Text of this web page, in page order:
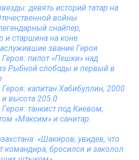
девять историй татар на
войны
снайпер,
и старшина на коне
звание Героя
пилот «Пешки» над
Рыбной слободы и первый в
капитан Хабибуллин, 2000
высота 205.0
танкист под Киевом,
«Максим» и санитар
«Шакиров, увидев, что
бросился и заколол